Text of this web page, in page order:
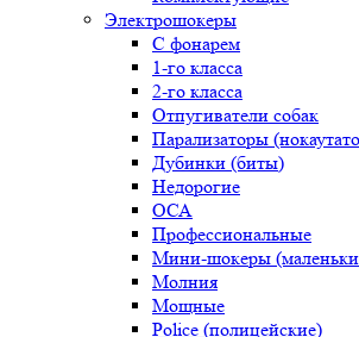
Электрошокеры
С фонарем
1-го класса
2-го класса
Отпугиватели собак
Парализаторы
Дубинки (биты)
Недорогие
ОСА
Профессиональные
Мини-шокеры
Молния
Мощные
Police (полицейские)